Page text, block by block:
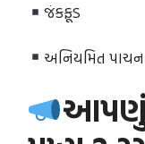
જંકફૂડ
અનિયમિત પાચન
આપણું